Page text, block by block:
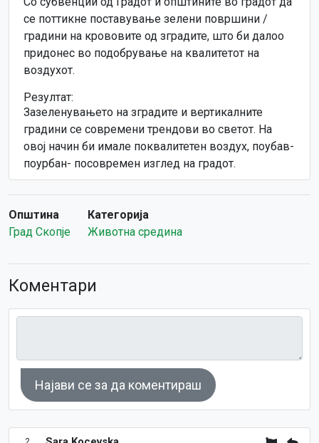
се поттикне поставување зелени површини /
градини на крововите од зградите, што би далоо
придонес во подобрување на квалитетот на
воздухот.
Резултат:
Зазеленувањето на зградите и вертикалните
градини се современи трендови во светот. На
овој начин би имале поквалитетен воздух, поубав-
поурбан- посовремен изглед на градот.
Општина
Град Скопје
Категорија
Животна средина
Коментари
Најави се за да коментираш